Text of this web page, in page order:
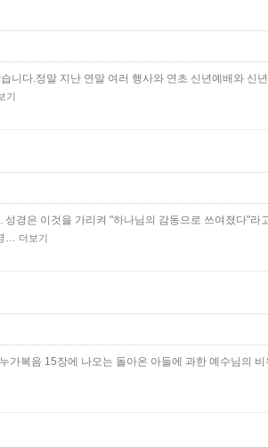
니다.정말 지난 연말 여러 행사와 연초 신년예배와 신
기
경은 이것을 가리켜 "하나님의 감동으로 쓰여졌다"라
…
더보기
가복음 15장에 나오는 돌아온 아들에 과한 예수님의 비